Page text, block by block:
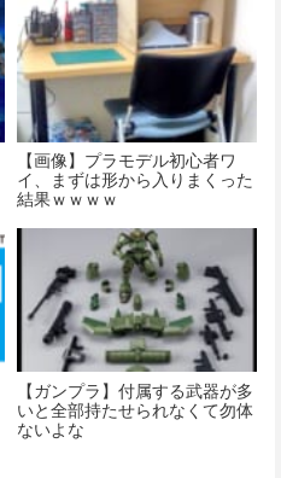
【画像】プラモデル初心者ワ
イ、まずは形から入りまくった
結果ｗｗｗｗ
【ガンプラ】付属する武器が多
いと全部持たせられなくて勿体
ないよな